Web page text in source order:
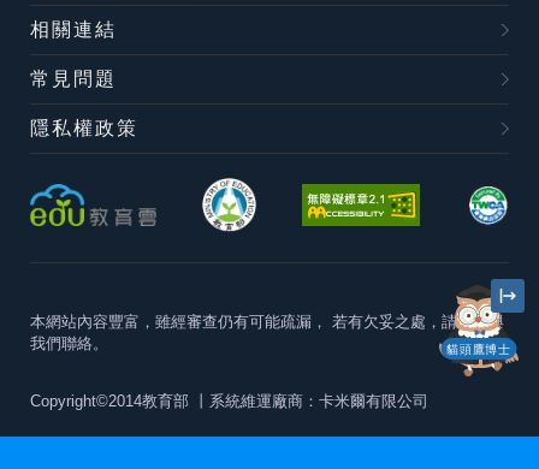
貓頭鷹博士
相關連結
常見問題
隱私權政策
本網站內容豐富，雖經審查仍有可能疏漏， 若有欠妥之處，請隨時與
我們聯絡。
Copyright©2014教育部 丨系統維運廠商：卡米爾有限公司